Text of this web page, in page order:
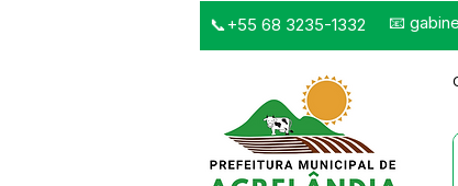
📞+55 68 3235-1332 📧